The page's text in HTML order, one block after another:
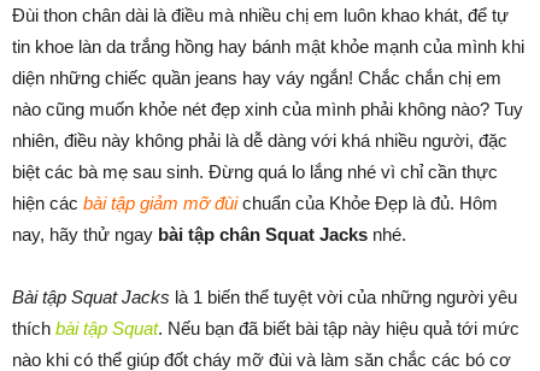
Đùi thon chân dài là điều mà nhiều chị em luôn khao khát, để tự
tin khoe làn da trắng hồng hay bánh mật khỏe mạnh của mình khi
diện những chiếc quần jeans hay váy ngắn! Chắc chắn chị em
nào cũng muốn khỏe nét đẹp xinh của mình phải không nào? Tuy
nhiên, điều này không phải là dễ dàng với khá nhiều người, đặc
biệt các bà mẹ sau sinh. Đừng quá lo lắng nhé vì chỉ cần thực
hiện các bài tập giảm mỡ đùichuẩn của Khỏe Đẹp là đủ. Hôm
nay, hãy thử ngay bài tập chân Squat Jacks nhé.
Bài tập Squat Jacks là 1 biến thể tuyệt vời của những người yêu
thích bài tập Squat. Nếu bạn đã biết bài tập này hiệu quả tới mức
nào khi có thể giúp đốt cháy mỡ đùi và làm săn chắc các bó cơ